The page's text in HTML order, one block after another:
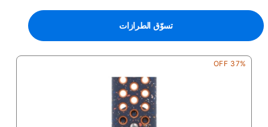
تسوّق الطرازات
37% OFF